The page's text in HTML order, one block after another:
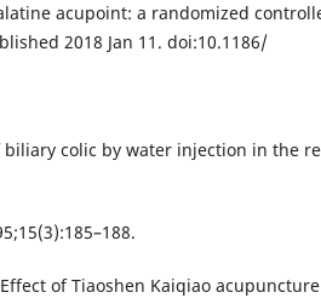
acupoint: a randomized
2018 Jan 11. doi:10.1186/
biliary colic by water injection in the
of Tiaoshen Kaiqiao